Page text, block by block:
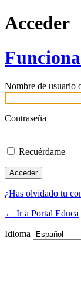
Acceder
Nombre de usuario
Contraseña
Recuérdame
¿Has olvidado tu
← Ir a Portal Educa
Idioma